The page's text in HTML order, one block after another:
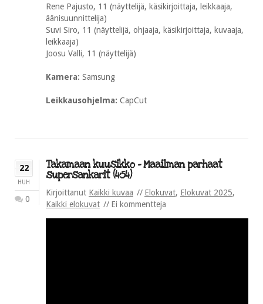
Rene Pajusto, 11 (näyttelijä, käsikirjoittaja, leikkaaja,
äänisuunnittelija)
Suvi Siro, 11 (näyttelijä, ohjaaja, käsikirjoittaja, kuvaaja,
leikkaaja)
Joosu Valli, 11 (näyttelijä)
Kamera: Samsung
Leikkausohjelma: CapCut
22
HUH
0
Takamaan kuusikko – Maailman parhaat
supersankarit (4:54)
Kirjoittanut Kaikki kuvaa Elokuvat, Elokuvat 2025,
Kaikki elokuvat
Ei kommentteja